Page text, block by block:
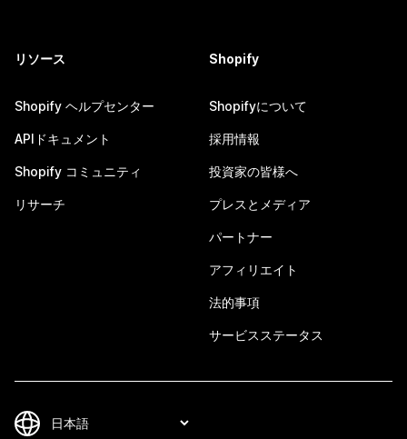
リソース
Shopify ヘルプセンター
APIドキュメント
Shopify コミュニティ
リサーチ
Shopify
Shopifyについて
採用情報
投資家の皆様へ
プレスとメディア
パートナー
アフィリエイト
法的事項
サービスステータス